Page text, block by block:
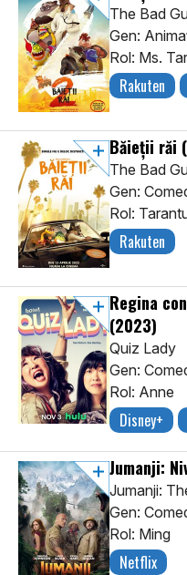
The Bad
Gen:
Rol: Ms.
Rakuten
Băieții răi
The Bad
Gen:
Rol:
Rakuten
Regina
(2023)
Quiz Lady
Gen:
Rol: Anne
Disney+
Jumanji:
Jumanji:
Gen:
Rol: Ming
Netflix